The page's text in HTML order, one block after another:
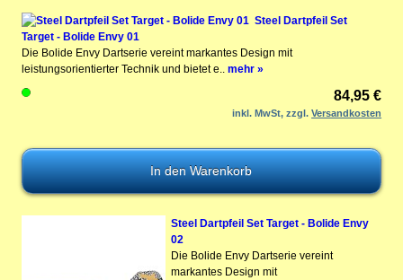
Steel Dartpfeil Set
Target - Bolide Envy 01
Die Bolide Envy Dartserie vereint markantes Design mit
leistungsorientierter Technik und bietet e.. mehr »
84,95 €
inkl. MwSt, zzgl.Versandkosten
Steel Dartpfeil Set Target - Bolide Envy
02
Die Bolide Envy Dartserie vereint
markantes Design mit